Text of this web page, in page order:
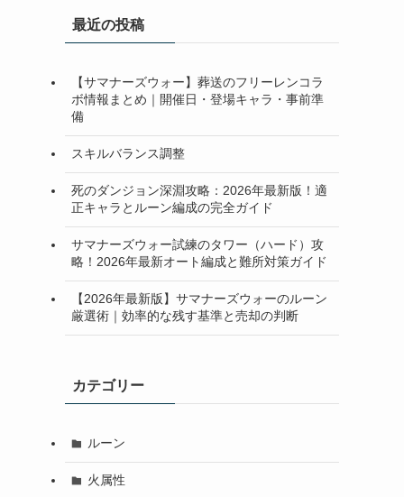
最近の投稿
【サマナーズウォー】葬送のフリーレンコラ
ボ情報まとめ｜開催日・登場キャラ・事前準
備
スキルバランス調整
死のダンジョン深淵攻略：2026年最新版！適
正キャラとルーン編成の完全ガイド
サマナーズウォー試練のタワー（ハード）攻
略！2026年最新オート編成と難所対策ガイド
【2026年最新版】サマナーズウォーのルーン
厳選術｜効率的な残す基準と売却の判断
カテゴリー
ルーン
火属性